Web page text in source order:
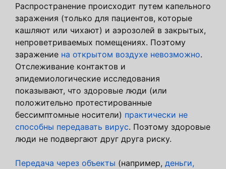
Распространение происходит путем капельного
заражения (только для пациентов, которые
кашляют или чихают) и аэрозолей в закрытых,
непроветриваемых помещениях. Поэтому
заражение на открытом воздухе невозможно.
Отслеживание контактов и
эпидемиологические исследования
показывают, что здоровые люди (или
положительно протестированные
бессимптомные носители) практически не
способны передавать вирус. Поэтому здоровые
люди не подвергают друг друга риску.
Передача через объекты (например, деньги,